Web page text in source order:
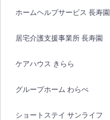
ホームヘルプサービス 長寿園
居宅介護支援事業所 長寿園
ケアハウス きらら
グループホーム わらべ
ショートステイ サンライフ